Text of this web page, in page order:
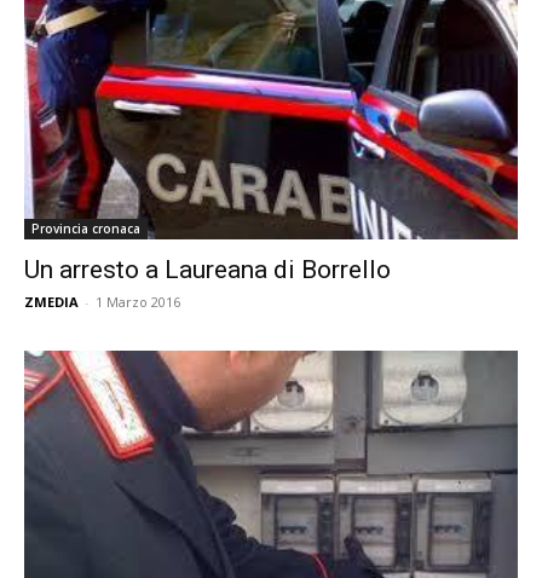
Provincia cronaca
Un arresto a Laureana di Borrello
ZMEDIA - 1 Marzo 2016